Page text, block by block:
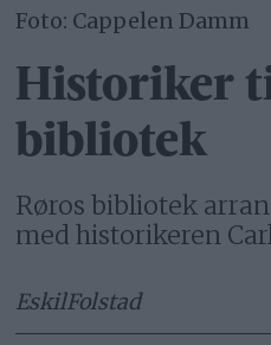
Foto: Cappelen Damm
Historiker
bibliotek
Røros bibliotek
med historikeren
EskilFolstad